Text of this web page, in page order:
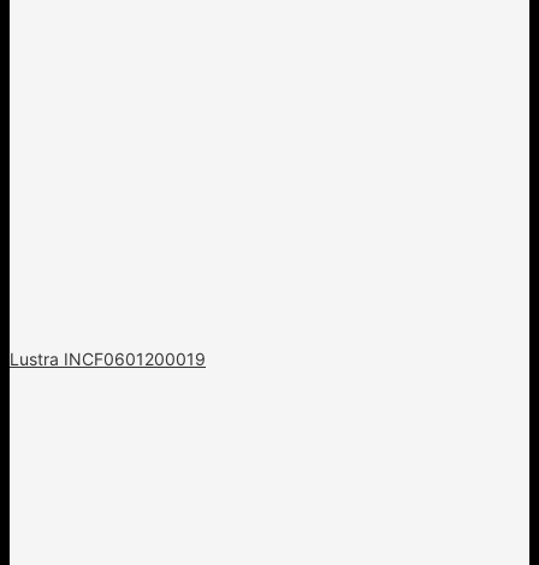
Lustra INCF0601200019